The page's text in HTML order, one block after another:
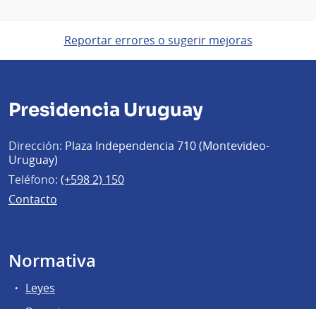
Reportar errores o sugerir mejoras
Presidencia Uruguay
Dirección: Plaza Independencia 710 (Montevideo-
Uruguay)
Teléfono: (+598 2) 150
Contacto
Normativa
Leyes